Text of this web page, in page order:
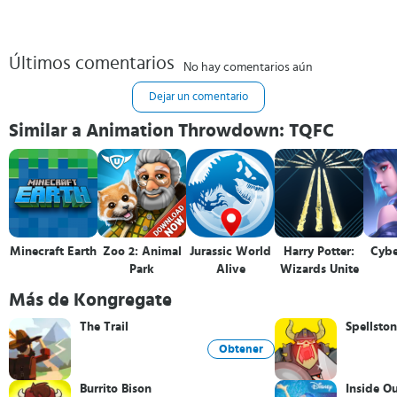
Últimos comentarios No hay comentarios aún
Dejar un comentario
Similar a Animation Throwdown: TQFC
Minecraft Earth Zoo 2: Animal
Park
Jurassic World
Alive
Harry Potter:
Wizards Unite
Más de Kongregate
The Trail
Obtener
Burrito Bison Inside